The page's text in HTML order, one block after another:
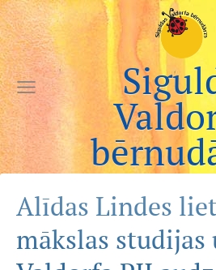
Alīdas Lindes
mākslas studijas